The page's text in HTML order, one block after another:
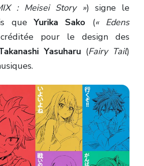
: Meisei Story ») signe le
queYurika Sako (« Edens
pour le design des
Yasuharu(Fairy Tail)